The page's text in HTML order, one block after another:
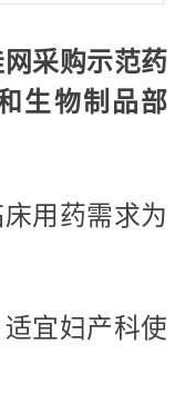
采购示范药
生物制品部
用药需求为
宜妇产科使